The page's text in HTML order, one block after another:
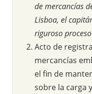
de mercancías
Lisboa, el
riguroso
Acto de
mercancías
el fin de
sobre la carga